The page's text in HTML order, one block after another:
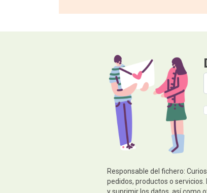
Responsable del fichero:
pedidos, productos o
y suprimir los datos, así como